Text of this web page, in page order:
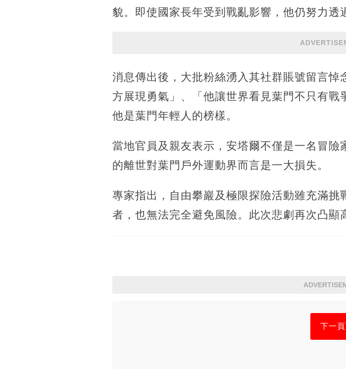
貌。即使國家長年受到戰亂影響，他仍努力透
消息傳出後，大批粉絲湧入其社群賬號留言
方展現勇氣」、「他讓世界看見葉門不只有
他是葉門年輕人的榜樣。
當地官員及親友表示，安塔爾不僅是一名冒
的離世對葉門戶外運動界而言是一大損失。
專家指出，自由攀巖及極限探險活動雖充滿
者，也無法完全避免風險。此次悲劇再次凸顯
下一頁